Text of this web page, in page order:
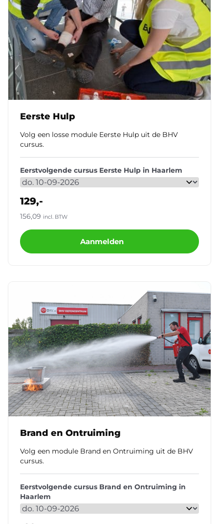
Eerste Hulp
Volg een losse module Eerste Hulp uit de BHV
cursus.
Eerstvolgende cursus Eerste Hulp in Haarlem
129,-
156,09 incl. BTW
Aanmelden
Brand en Ontruiming
Volg een module Brand en Ontruiming uit de BHV
cursus.
Eerstvolgende cursus Brand en Ontruiming in
Haarlem